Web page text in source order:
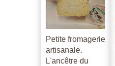
Petite fromagerie
artisanale.
L'ancêtre du